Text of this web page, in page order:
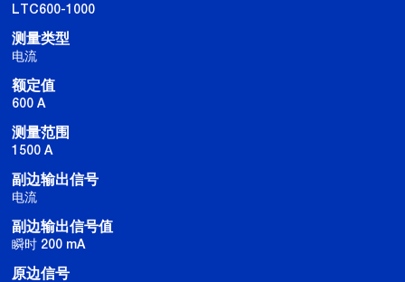
LTC600-1000
测量类型
电流
额定值
600 A
测量范围
1500 A
副边输出信号
电流
副边输出信号值
瞬时 200 mA
原边信号